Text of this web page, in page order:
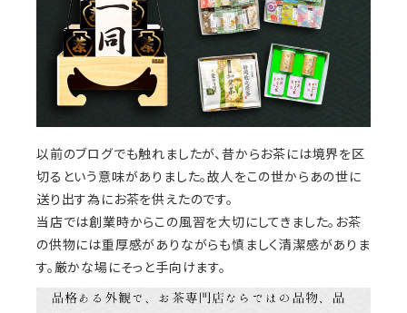
以前のブログでも触れましたが、昔からお茶には境界を区
切るという意味がありました。故人をこの世からあの世に
送り出す為にお茶を供えたのです。
当店では創業時からこの風習を大切にしてきました。お茶
の供物には重厚感がありながらも慎ましく清潔感がありま
す。厳かな場にそっと手向けます。